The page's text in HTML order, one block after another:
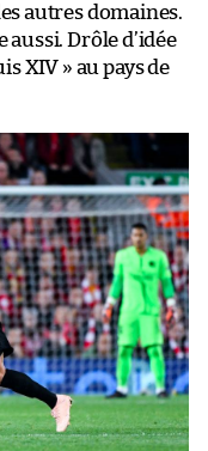
autres domaines.
Drôle d’idée
XIV » au pays de